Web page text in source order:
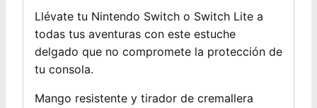
Llévate tu Nintendo Switch o Switch Lite a
todas tus aventuras con este estuche
delgado que no compromete la protección de
tu consola.
Mango resistente y tirador de cremallera